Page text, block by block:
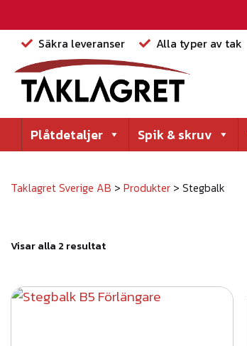
Säkra leveranser Alla typer av tak
Plåtdetaljer Spik & skruv
Taklagret Sverige AB > Produkter > Stegbalk
Visar alla 2 resultatS
t
e